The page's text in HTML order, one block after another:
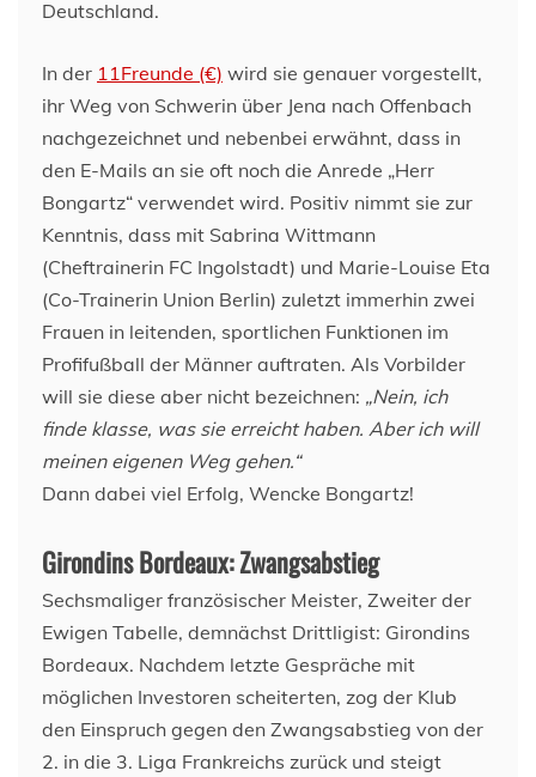
Deutschland.
In der 11Freunde (€) wird sie genauer vorgestellt,
ihr Weg von Schwerin über Jena nach Offenbach
nachgezeichnet und nebenbei erwähnt, dass in
den E-Mails an sie oft noch die Anrede „Herr
Bongartz“ verwendet wird. Positiv nimmt sie zur
Kenntnis, dass mit Sabrina Wittmann
(Cheftrainerin FC Ingolstadt) und Marie-Louise Eta
(Co-Trainerin Union Berlin) zuletzt immerhin zwei
Frauen in leitenden, sportlichen Funktionen im
Profifußball der Männer auftraten. Als Vorbilder
will sie diese aber nicht bezeichnen: „Nein, ich
finde klasse, was sie erreicht haben. Aber ich will
meinen eigenen Weg gehen.“
Dann dabei viel Erfolg, Wencke Bongartz!
Girondins Bordeaux: Zwangsabstieg
Sechsmaliger französischer Meister, Zweiter der
Ewigen Tabelle, demnächst Drittligist: Girondins
Bordeaux. Nachdem letzte Gespräche mit
möglichen Investoren scheiterten, zog der Klub
den Einspruch gegen den Zwangsabstieg von der
2. in die 3. Liga Frankreichs zurück und steigt